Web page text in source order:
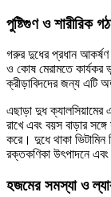
পুষ্টিগুণ ও শারীরিক
গরুর দুধের প্রধান
ও কোষ মেরামতে কার্যকর
ক্রীড়াবিদদের জন্য এটি
এছাড়া দুধ
রাখে এবং বয়স বাড়ার
করে। দুধে থাকা
রক্তকণিকা উৎপাদনে এবং
হজমের সমস্যা ও